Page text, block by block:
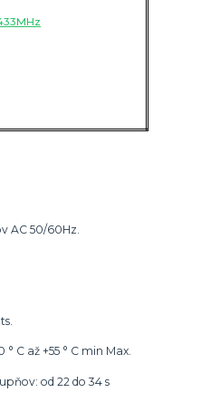
AC 50/60Hz.
C až +55 ° C min Max.
od 22 do 34 s